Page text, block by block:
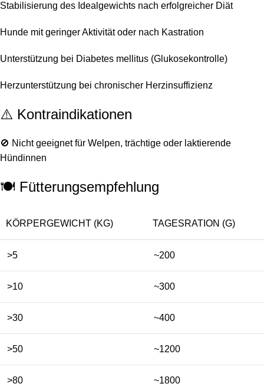
Stabilisierung des Idealgewichts nach erfolgreicher Diät
Hunde mit geringer Aktivität oder nach Kastration
Unterstützung bei Diabetes mellitus (Glukosekontrolle)
Herzunterstützung bei chronischer Herzinsuffizienz
⚠️ Kontraindikationen
🚫 Nicht geeignet für Welpen, trächtige oder laktierende
Hündinnen
🍽️ Fütterungsempfehlung
KÖRPERGEWICHT (KG) TAGESRATION (G)
>5 ~200
>10 ~300
>30 ~400
>50 ~1200
>80 ~1800